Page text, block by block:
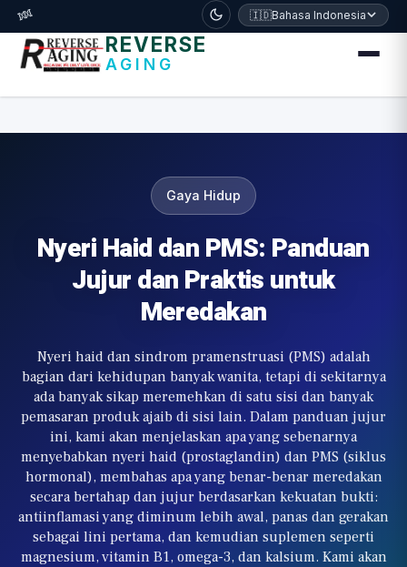
דלג לתוכן הראשי
🧬 🇮🇩Bahasa Indonesia
REVERSE
AGING
Gaya Hidup
Nyeri Haid dan PMS: Panduan
Jujur dan Praktis untuk
Meredakan
Nyeri haid dan sindrom pramenstruasi (PMS) adalah
bagian dari kehidupan banyak wanita, tetapi di sekitarnya
ada banyak sikap meremehkan di satu sisi dan banyak
pemasaran produk ajaib di sisi lain. Dalam panduan jujur
ini, kami akan menjelaskan apa yang sebenarnya
menyebabkan nyeri haid (prostaglandin) dan PMS (siklus
hormonal), membahas apa yang benar-benar meredakan
secara bertahap dan jujur berdasarkan kekuatan bukti:
antiinflamasi yang diminum lebih awal, panas dan gerakan
sebagai lini pertama, dan kemudian suplemen seperti
magnesium, vitamin B1, omega-3, dan kalsium. Kami akan